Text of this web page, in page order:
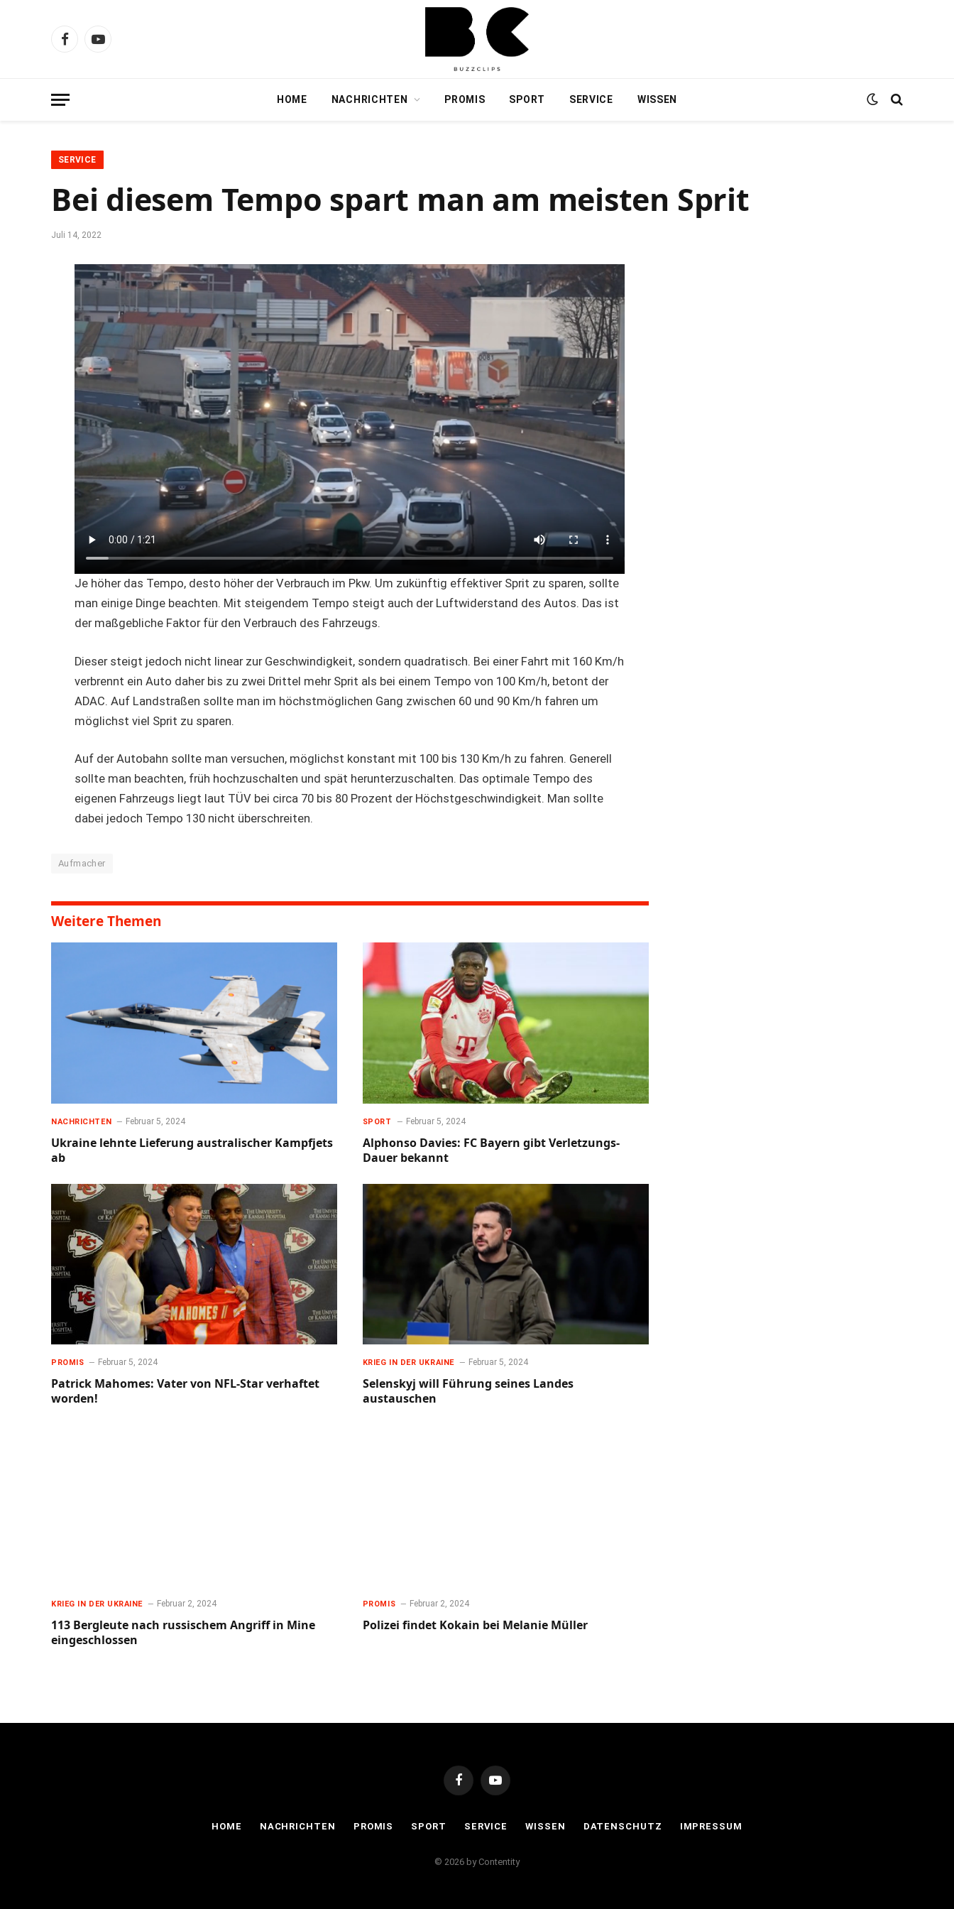
FacebookYouTube
HOME NACHRICHTEN PROMIS SPORT SERVICE WISSEN
SERVICE
Bei diesem Tempo spart man am meisten Sprit
Juli 14, 2022
Je höher das Tempo, desto höher der Verbrauch im Pkw. Um zukünftig effektiver Sprit zu sparen, sollte
man einige Dinge beachten. Mit steigendem Tempo steigt auch der Luftwiderstand des Autos. Das ist
der maßgebliche Faktor für den Verbrauch des Fahrzeugs.
Dieser steigt jedoch nicht linear zur Geschwindigkeit, sondern quadratisch. Bei einer Fahrt mit 160 Km/h
verbrennt ein Auto daher bis zu zwei Drittel mehr Sprit als bei einem Tempo von 100 Km/h, betont der
ADAC. Auf Landstraßen sollte man im höchstmöglichen Gang zwischen 60 und 90 Km/h fahren um
möglichst viel Sprit zu sparen.
Auf der Autobahn sollte man versuchen, möglichst konstant mit 100 bis 130 Km/h zu fahren. Generell
sollte man beachten, früh hochzuschalten und spät herunterzuschalten. Das optimale Tempo des
eigenen Fahrzeugs liegt laut TÜV bei circa 70 bis 80 Prozent der Höchstgeschwindigkeit. Man sollte
dabei jedoch Tempo 130 nicht überschreiten.
Aufmacher
Weitere Themen
NACHRICHTEN Februar 5, 2024
Ukraine lehnte Lieferung australischer Kampfjets
ab
SPORT Februar 5, 2024
Alphonso Davies: FC Bayern gibt Verletzungs-
Dauer bekannt
PROMIS Februar 5, 2024
Patrick Mahomes: Vater von NFL-Star verhaftet
worden!
KRIEG IN DER UKRAINE Februar 5, 2024
Selenskyj will Führung seines Landes
austauschen
KRIEG IN DER UKRAINE Februar 2, 2024
113 Bergleute nach russischem Angriff in Mine
eingeschlossen
PROMIS Februar 2, 2024
Polizei findet Kokain bei Melanie Müller
FacebookYouTube
HOME NACHRICHTEN PROMIS SPORT SERVICE WISSEN DATENSCHUTZ IMPRESSUM
© 2026 by Contentity